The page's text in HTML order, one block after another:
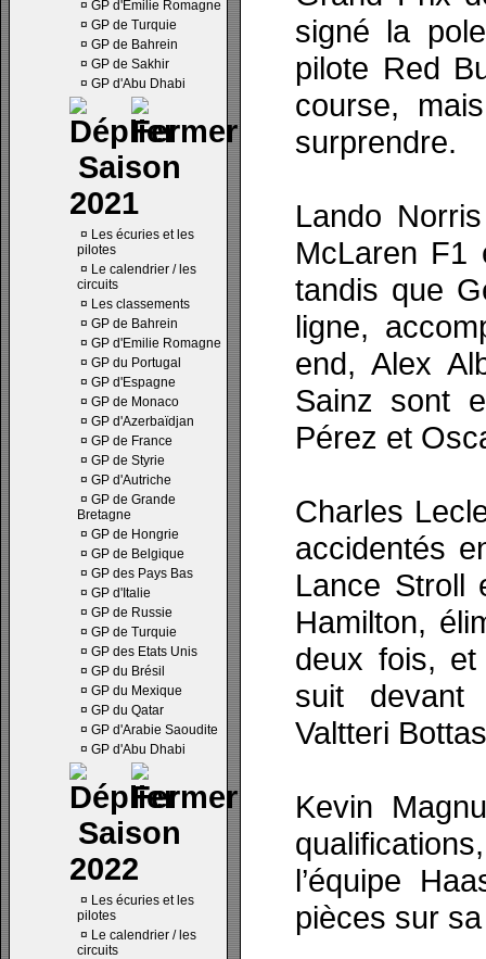
¤ GP d'Emilie Romagne
¤ GP de Turquie
¤ GP de Bahrein
¤ GP de Sakhir
¤ GP d'Abu Dhabi
Saison
2021
¤ Les écuries et les
pilotes
¤ Le calendrier / les
circuits
¤ Les classements
¤ GP de Bahrein
¤ GP d'Emilie Romagne
¤ GP du Portugal
¤ GP d'Espagne
¤ GP de Monaco
¤ GP d'Azerbaïdjan
¤ GP de France
¤ GP de Styrie
¤ GP d'Autriche
¤ GP de Grande
Bretagne
¤ GP de Hongrie
¤ GP de Belgique
¤ GP des Pays Bas
¤ GP d'Italie
¤ GP de Russie
¤ GP de Turquie
¤ GP des Etats Unis
¤ GP du Brésil
¤ GP du Mexique
¤ GP du Qatar
¤ GP d'Arabie Saoudite
¤ GP d'Abu Dhabi
Saison
2022
¤ Les écuries et les
pilotes
¤ Le calendrier / les
circuits
signé la
pilote Red
course,
surprendre.
Lando
McLaren F1
tandis que
ligne,
end, Alex
Sainz sont
Pérez et
Charles
accidentés
Lance Stroll
Hamilton,
deux fois, et
suit devant
Valtteri
Kevin
l’équipe
pièces sur